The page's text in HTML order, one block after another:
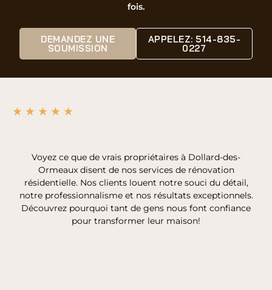
fois.
DEMANDEZ UNE
SOUMISSION
APPELEZ: 514-835-
0227
Voyez ce que de vrais propriétaires à Dollard-des-
Ormeaux disent de nos services de rénovation
résidentielle. Nos clients louent notre souci du détail,
notre professionnalisme et nos résultats exceptionnels.
Découvrez pourquoi tant de gens nous font confiance
pour transformer leur maison!